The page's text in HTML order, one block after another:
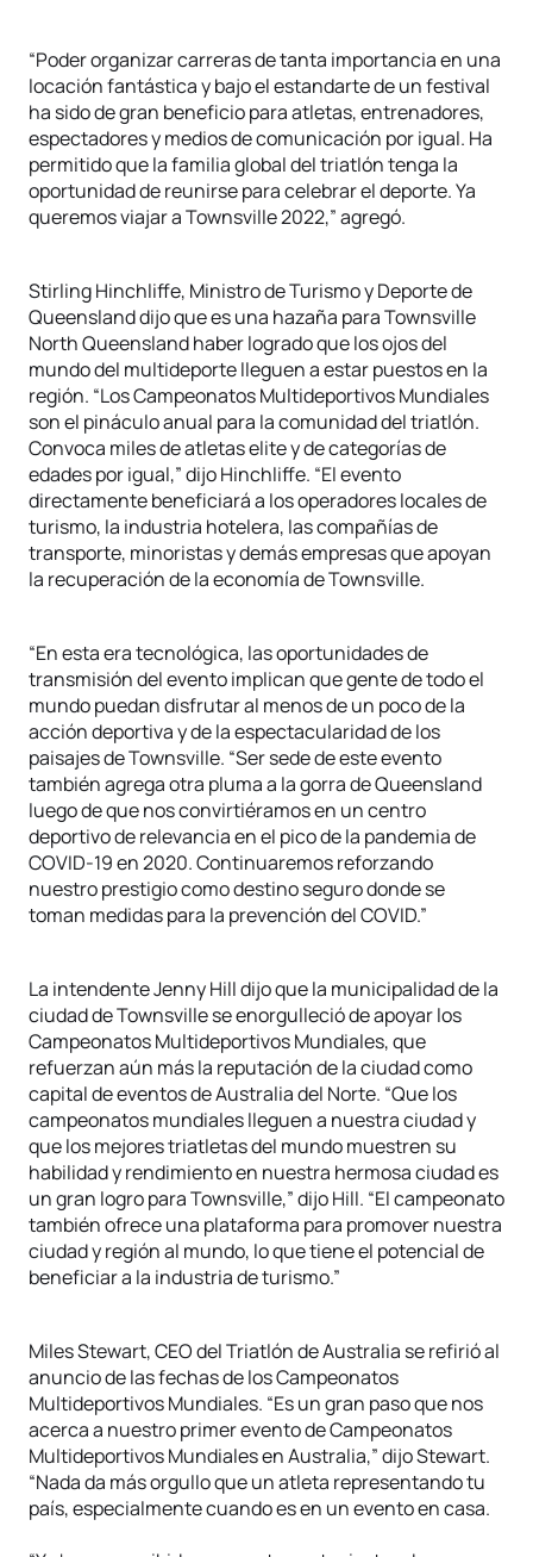
“Poder organizar carreras de tanta importancia en una
locación fantástica y bajo el estandarte de un festival
ha sido de gran beneficio para atletas, entrenadores,
espectadores y medios de comunicación por igual. Ha
permitido que la familia global del triatlón tenga la
oportunidad de reunirse para celebrar el deporte. Ya
queremos viajar a Townsville 2022,” agregó.
Stirling Hinchliffe, Ministro de Turismo y Deporte de
Queensland dijo que es una hazaña para Townsville
North Queensland haber logrado que los ojos del
mundo del multideporte lleguen a estar puestos en la
región. “Los Campeonatos Multideportivos Mundiales
son el pináculo anual para la comunidad del triatlón.
Convoca miles de atletas elite y de categorías de
edades por igual,” dijo Hinchliffe. “El evento
directamente beneficiará a los operadores locales de
turismo, la industria hotelera, las compañías de
transporte, minoristas y demás empresas que apoyan
la recuperación de la economía de Townsville.
“En esta era tecnológica, las oportunidades de
transmisión del evento implican que gente de todo el
mundo puedan disfrutar al menos de un poco de la
acción deportiva y de la espectacularidad de los
paisajes de Townsville. “Ser sede de este evento
también agrega otra pluma a la gorra de Queensland
luego de que nos convirtiéramos en un centro
deportivo de relevancia en el pico de la pandemia de
COVID-19 en 2020. Continuaremos reforzando
nuestro prestigio como destino seguro donde se
toman medidas para la prevención del COVID.”
La intendente Jenny Hill dijo que la municipalidad de la
ciudad de Townsville se enorgulleció de apoyar los
Campeonatos Multideportivos Mundiales, que
refuerzan aún más la reputación de la ciudad como
capital de eventos de Australia del Norte. “Que los
campeonatos mundiales lleguen a nuestra ciudad y
que los mejores triatletas del mundo muestren su
habilidad y rendimiento en nuestra hermosa ciudad es
un gran logro para Townsville,” dijo Hill. “El campeonato
también ofrece una plataforma para promover nuestra
ciudad y región al mundo, lo que tiene el potencial de
beneficiar a la industria de turismo.”
Miles Stewart, CEO del Triatlón de Australia se refirió al
anuncio de las fechas de los Campeonatos
Multideportivos Mundiales. “Es un gran paso que nos
acerca a nuestro primer evento de Campeonatos
Multideportivos Mundiales en Australia,” dijo Stewart.
“Nada da más orgullo que un atleta representando tu
país, especialmente cuando es en un evento en casa.